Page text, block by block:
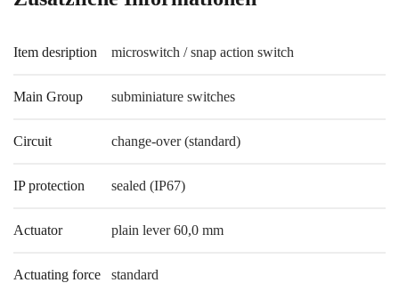
Item desription microswitch / snap action switch
Main Group subminiature switches
Circuit change-over (standard)
IP protection sealed (IP67)
Actuator plain lever 60,0 mm
Actuating force standard